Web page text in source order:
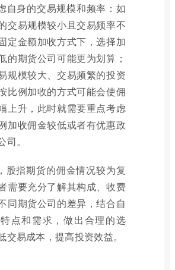
自身的交易规模和频率：如
交易规模较小且交易频率不
定金额加收方式下，选择加
的期货公司可能更为划算；
规模较大、交易频繁的投资
比例加收的方式可能会使佣
上升，此时就需要重点考虑
加收佣金较低或者有优惠政
。
股指期货的佣金情况较为复
需要充分了解其构成、收费
同期货公司的差异，结合自
点和需求，做出合理的选
交易成本，提高投资效益。